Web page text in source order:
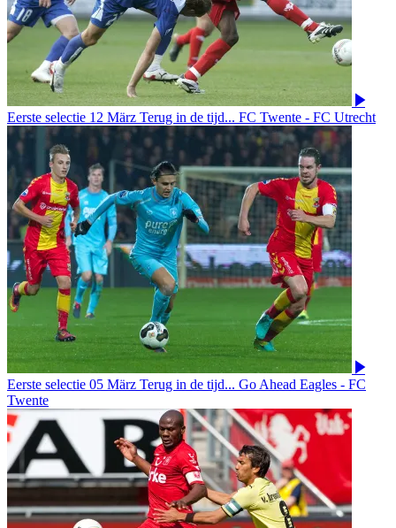
Eerste selectie 12 März Terug in de tijd... FC Twente - FC Utrecht
Eerste selectie 05 März Terug in de tijd... Go Ahead Eagles - FC
Twente